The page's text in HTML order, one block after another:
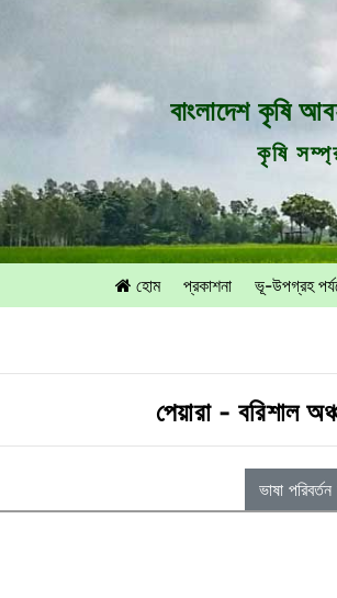
বাংলাদেশ কৃষি
কৃষি
হোম প্রকাশনা ভূ-উপগ্রহ
পেয়ারা - বরিশাল
ভাষা